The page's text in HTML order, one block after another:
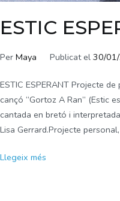
ESTIC
Per Maya Publicat el 30/
ESTIC ESPERANT Projecte
cançó “Gortoz A Ran” (Estic
cantada en bretó i
Lisa Gerrard.Projecte
Llegeix més